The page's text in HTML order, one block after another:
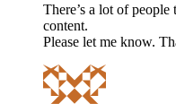
There’s a lot of
content.
Please let me know.